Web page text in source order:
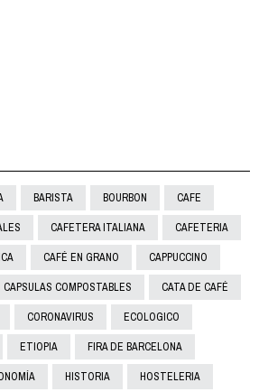
BARISTA BOURBON CAFE
CAFETERA ITALIANA CAFETERIA
CAFÉ EN GRANO CAPPUCCINO
CAPSULAS COMPOSTABLES CATA DE CAFÉ
CORONAVIRUS ECOLOGICO
ETIOPIA FIRA DE BARCELONA
HISTORIA HOSTELERIA